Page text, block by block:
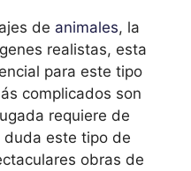
de animales, la
realistas, esta
para este tipo
complicados son
requiere de
duda este tipo de
obras de